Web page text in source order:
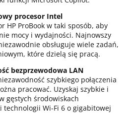
procesor Intel
HP ProBook w taki sposób, aby
mocy i wydajności. Najnowszy
obsługuje wiele zadań,
które dzielą się pracą.
bezprzewodowa LAN
szybkiego połączenia
pracować. Uzyskaj szybkie i
gęstych środowiskach
technologii Wi-Fi 6 o gigabitowej